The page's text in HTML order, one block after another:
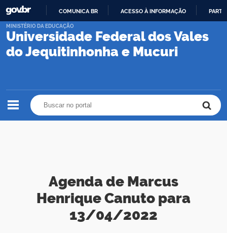
PARA
CONTEÚDO
COMUNICA BR ACESSO À INFORMAÇÃO
Universidade Federal dos Vales
do Jequitinhonha e Mucuri
MINISTÉRIO DA EDUCAÇÃO
Agenda de Marcus
Henrique Canuto para
13/04/2022